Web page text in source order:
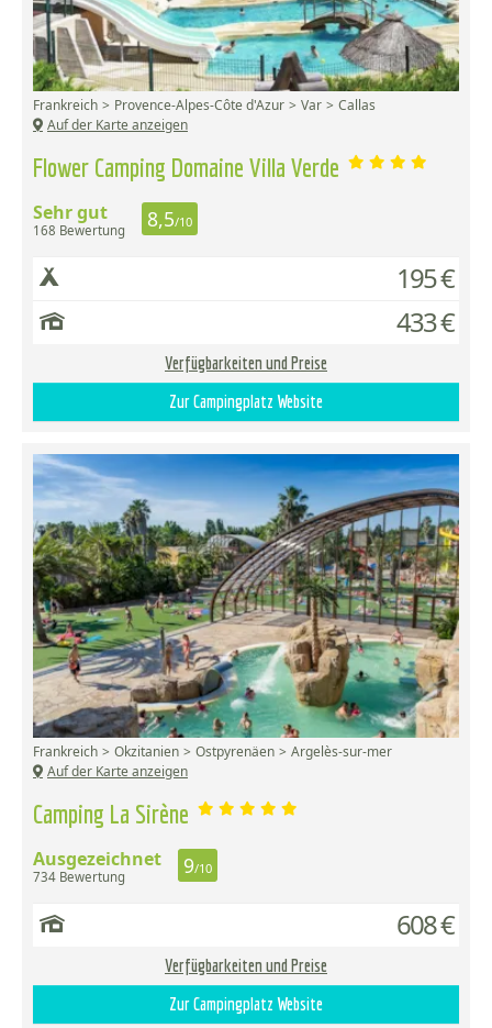
Flower Camping Domaine Villa Verde
Frankreich Provence-Alpes-Côte d'Azur Var
Callas
Auf der Karte anzeigen
Sehr gut
168 Bewertung 8,5/10
195 €
433 €
Verfügbarkeiten und Preise
Zur Campingplatz Website
Camping La Sirène
Frankreich Okzitanien Ostpyrenäen
Argelès-sur-mer
Auf der Karte anzeigen
Ausgezeichnet
734 Bewertung 9/10
608 €
Verfügbarkeiten und Preise
Zur Campingplatz Website